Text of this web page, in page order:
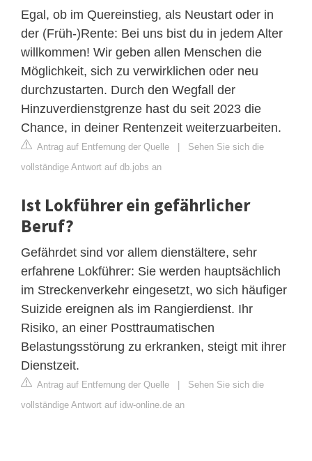
Egal, ob im Quereinstieg, als Neustart oder in
der (Früh-)Rente: Bei uns bist du in jedem Alter
willkommen! Wir geben allen Menschen die
Möglichkeit, sich zu verwirklichen oder neu
durchzustarten. Durch den Wegfall der
Hinzuverdienstgrenze hast du seit 2023 die
Chance, in deiner Rentenzeit weiterzuarbeiten.
Antrag auf Entfernung der Quelle | Sehen Sie sich die
vollständige Antwort auf db.jobs an
Ist Lokführer ein gefährlicher
Beruf?
Gefährdet sind vor allem dienstältere, sehr
erfahrene Lokführer: Sie werden hauptsächlich
im Streckenverkehr eingesetzt, wo sich häufiger
Suizide ereignen als im Rangierdienst. Ihr
Risiko, an einer Posttraumatischen
Belastungsstörung zu erkranken, steigt mit ihrer
Dienstzeit.
Antrag auf Entfernung der Quelle | Sehen Sie sich die
vollständige Antwort auf idw-online.de an